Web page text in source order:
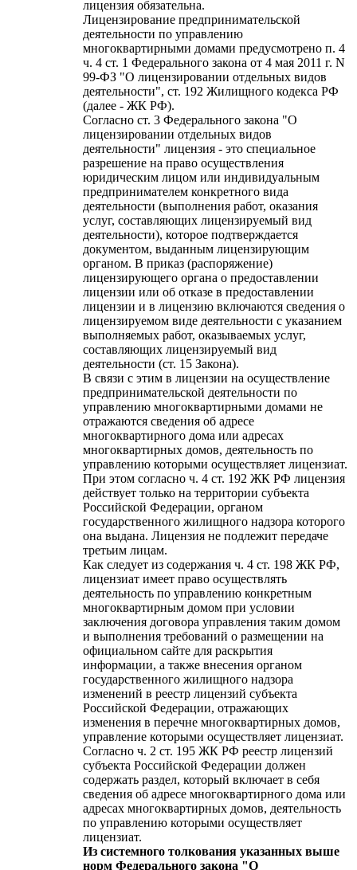
лицензия обязательна.
Лицензирование предпринимательской
деятельности по управлению
многоквартирными домами предусмотрено п. 4
ч. 4 ст. 1 Федерального закона от 4 мая 2011 г. N
99-ФЗ "О лицензировании отдельных видов
деятельности", ст. 192 Жилищного кодекса РФ
(далее - ЖК РФ).
Согласно ст. 3 Федерального закона "О
лицензировании отдельных видов
деятельности" лицензия - это специальное
разрешение на право осуществления
юридическим лицом или индивидуальным
предпринимателем конкретного вида
деятельности (выполнения работ, оказания
услуг, составляющих лицензируемый вид
деятельности), которое подтверждается
документом, выданным лицензирующим
органом. В приказ (распоряжение)
лицензирующего органа о предоставлении
лицензии или об отказе в предоставлении
лицензии и в лицензию включаются сведения о
лицензируемом виде деятельности с указанием
выполняемых работ, оказываемых услуг,
составляющих лицензируемый вид
деятельности (ст. 15 Закона).
В связи с этим в лицензии на осуществление
предпринимательской деятельности по
управлению многоквартирными домами не
отражаются сведения об адресе
многоквартирного дома или адресах
многоквартирных домов, деятельность по
управлению которыми осуществляет лицензиат.
При этом согласно ч. 4 ст. 192 ЖК РФ лицензия
действует только на территории субъекта
Российской Федерации, органом
государственного жилищного надзора которого
она выдана. Лицензия не подлежит передаче
третьим лицам.
Как следует из содержания ч. 4 ст. 198 ЖК РФ,
лицензиат имеет право осуществлять
деятельность по управлению конкретным
многоквартирным домом при условии
заключения договора управления таким домом
и выполнения требований о размещении на
официальном сайте для раскрытия
информации, а также внесения органом
государственного жилищного надзора
изменений в реестр лицензий субъекта
Российской Федерации, отражающих
изменения в перечне многоквартирных домов,
управление которыми осуществляет лицензиат.
Согласно ч. 2 ст. 195 ЖК РФ реестр лицензий
субъекта Российской Федерации должен
содержать раздел, который включает в себя
сведения об адресе многоквартирного дома или
адресах многоквартирных домов, деятельность
по управлению которыми осуществляет
лицензиат.
Из системного толкования указанных выше
норм Федерального закона "О